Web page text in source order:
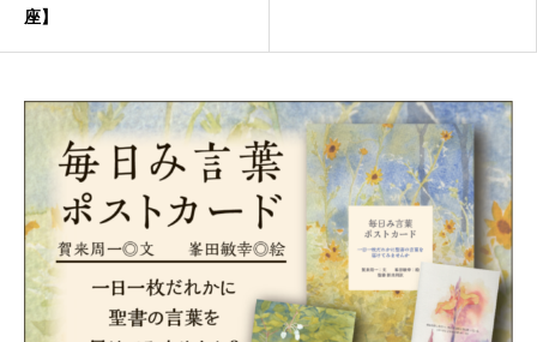
座】